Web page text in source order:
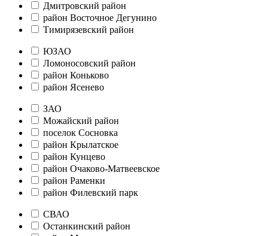
Дмитровский район
район Восточное Дегунино
Тимирязевский район
ЮЗАО
Ломоносовский район
район Коньково
район Ясенево
ЗАО
Можайский район
поселок Сосновка
район Крылатское
район Кунцево
район Очаково-Матвеевское
район Раменки
район Филевский парк
СВАО
Останкинский район